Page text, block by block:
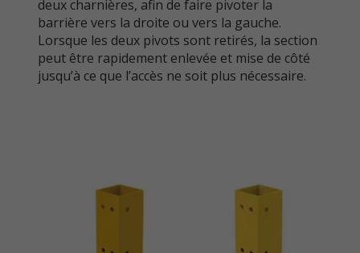
deux charnières, afin de faire pivoter la
barrière vers la droite ou vers la gauche.
Lorsque les deux pivots sont retirés, la section
peut être rapidement enlevée et mise de côté
jusqu’à ce que l’accès ne soit plus nécessaire.